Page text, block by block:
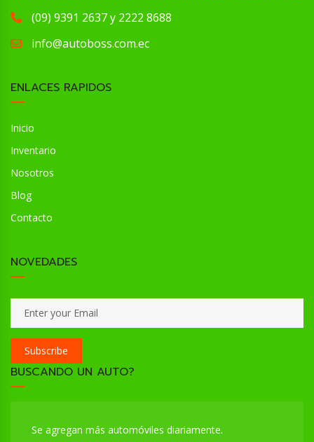
(09) 9391 2637 y 2222 8688
info@autoboss.com.ec
ENLACES RAPIDOS
Inicio
Inventario
Nosotros
Blog
Contacto
NOVEDADES
Subscribe
BUSCANDO UN AUTO?
Se agregan más automóviles diariamente.